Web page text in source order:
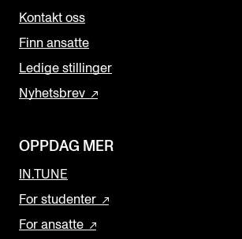
Kontakt oss
Finn ansatte
Ledige stillinger
Nyhetsbrev
OPPDAG MER
IN.TUNE
For studenter
For ansatte